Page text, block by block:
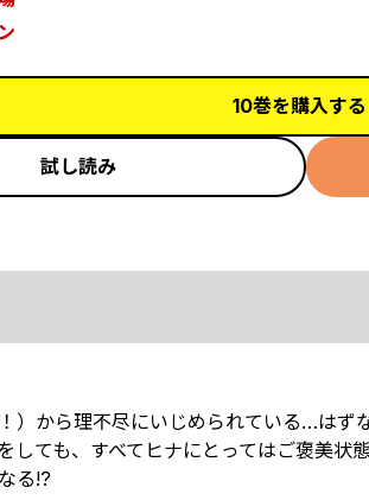
10巻を購入する
試し読み
）から理不尽にいじめられている…はず
ても、すべてヒナにとってはご褒美状
る!?